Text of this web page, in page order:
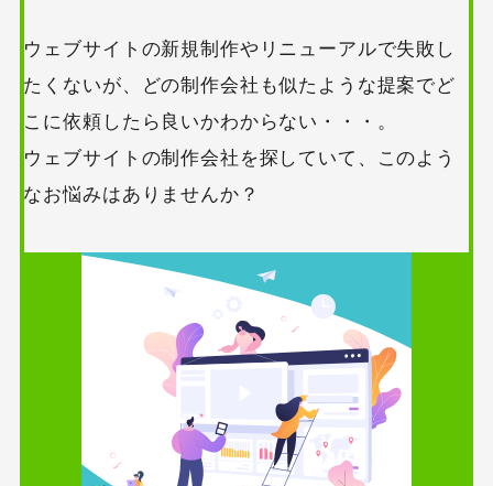
ウェブサイトの新規制作やリニューアルで失敗し
たくないが、どの制作会社も似たような提案でど
こに依頼したら良いかわからない・・・。
ウェブサイトの制作会社を探していて、このよう
なお悩みはありませんか？